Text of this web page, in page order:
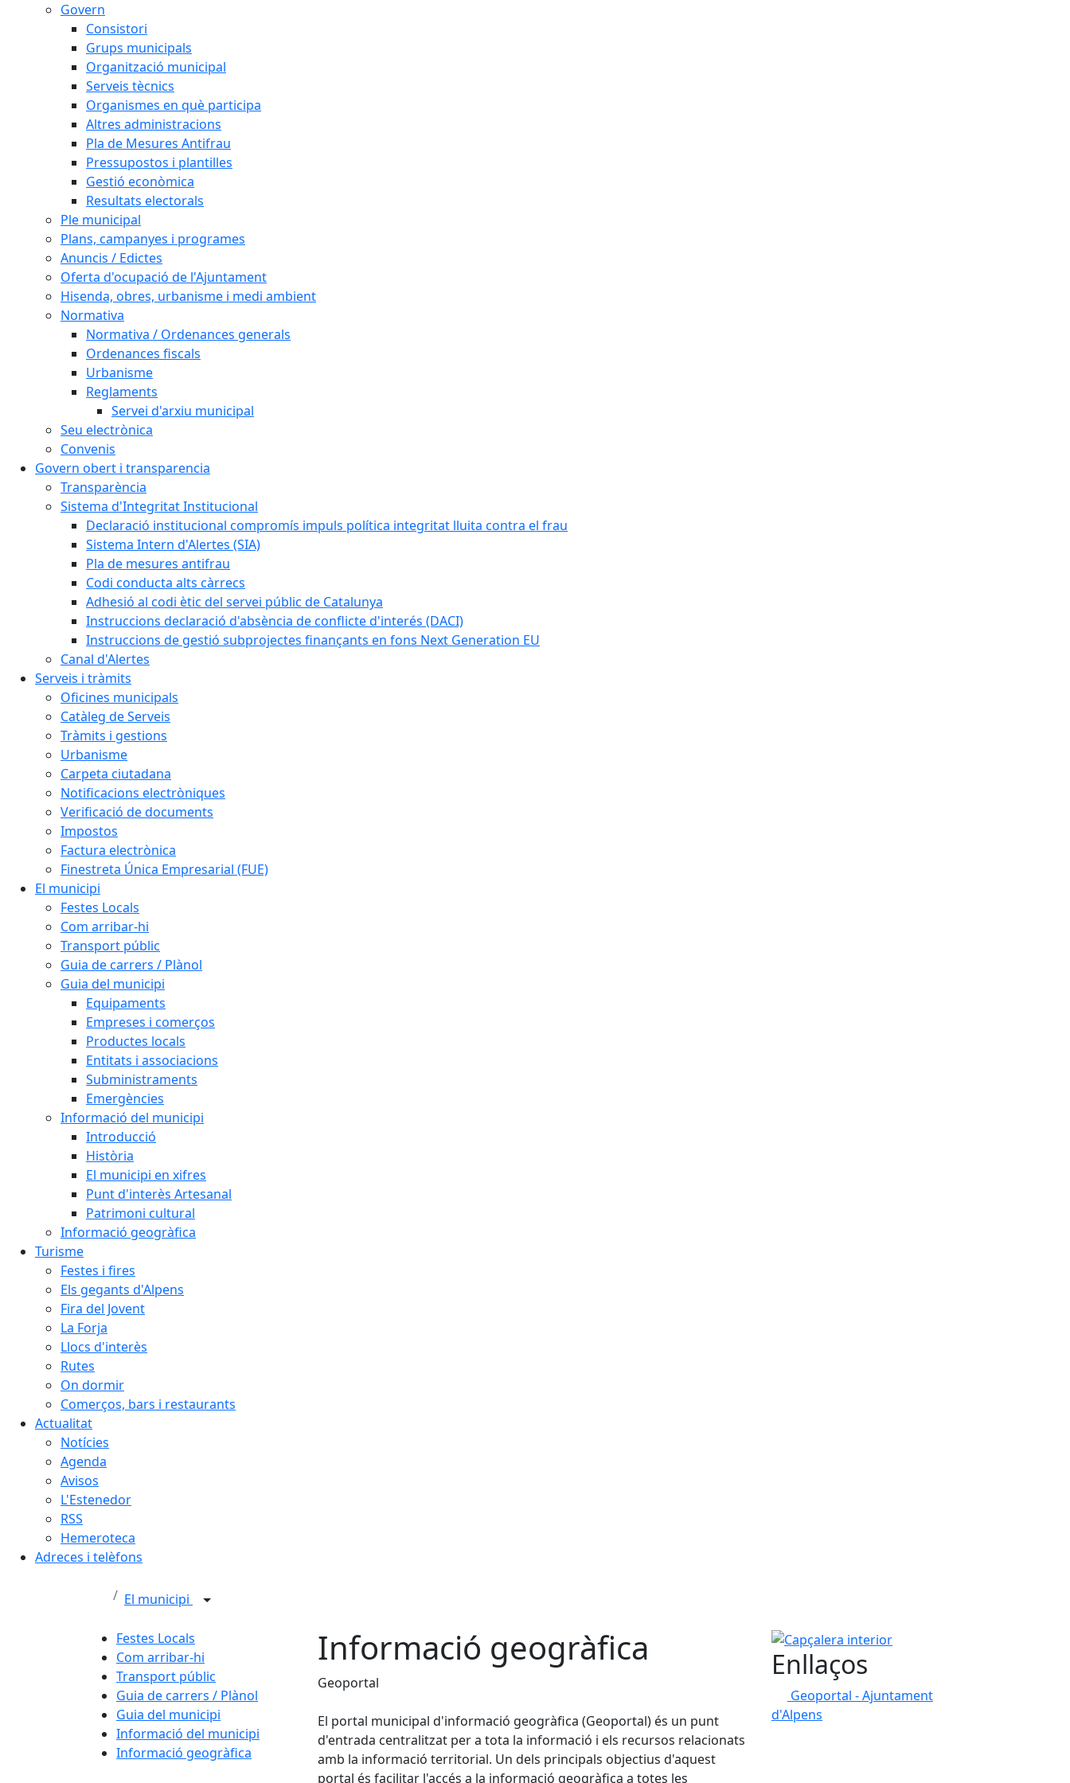
Govern
Consistori
Grups municipals
Organització municipal
Serveis tècnics
Organismes en què participa
Altres administracions
Pla de Mesures Antifrau
Pressupostos i plantilles
Gestió econòmica
Resultats electorals
Ple municipal
Plans, campanyes i programes
Anuncis / Edictes
Oferta d'ocupació de l'Ajuntament
Hisenda, obres, urbanisme i medi ambient
Normativa
Normativa / Ordenances generals
Ordenances fiscals
Urbanisme
Reglaments
Servei d'arxiu municipal
Seu electrònica
Convenis
Govern obert i transparencia
Transparència
Sistema d'Integritat Institucional
Declaració institucional compromís impuls política integritat lluita contra el frau
Sistema Intern d'Alertes (SIA)
Pla de mesures antifrau
Codi conducta alts càrrecs
Adhesió al codi ètic del servei públic de Catalunya
Instruccions declaració d'absència de conflicte d'interés (DACI)
Instruccions de gestió subprojectes finançants en fons Next Generation EU
Canal d'Alertes
Serveis i tràmits
Oficines municipals
Catàleg de Serveis
Tràmits i gestions
Urbanisme
Carpeta ciutadana
Notificacions electròniques
Verificació de documents
Impostos
Factura electrònica
Finestreta Única Empresarial (FUE)
El municipi
Festes Locals
Com arribar-hi
Transport públic
Guia de carrers / Plànol
Guia del municipi
Equipaments
Empreses i comerços
Productes locals
Entitats i associacions
Subministraments
Emergències
Informació del municipi
Introducció
Història
El municipi en xifres
Punt d'interès Artesanal
Patrimoni cultural
Informació geogràfica
Turisme
Festes i fires
Els gegants d'Alpens
Fira del Jovent
La Forja
Llocs d'interès
Rutes
On dormir
Comerços, bars i restaurants
Actualitat
Notícies
Agenda
Avisos
L'Estenedor
RSS
Hemeroteca
Adreces i telèfons
El municipi
Festes Locals
Com arribar-hi
Transport públic
Guia de carrers / Plànol
Guia del municipi
Informació del municipi
Informació geogràfica
Informació geogràfica
Geoportal
El portal municipal d'informació geogràfica (Geoportal) és un punt
d'entrada centralitzat per a tota la informació i els recursos relacionats
amb la informació territorial. Un dels principals objectius d'aquest
portal és facilitar l'accés a la informació geogràfica a totes les
Capçalera interior
Enllaços
Geoportal - Ajuntament
d'Alpens